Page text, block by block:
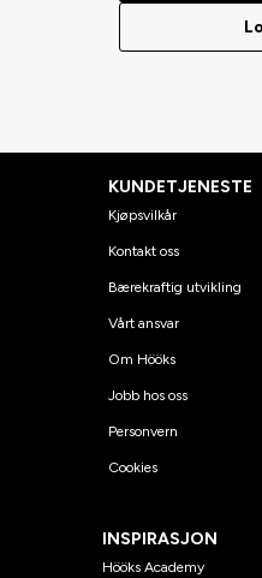
KUNDETJENESTE
Kjøpsvilkår
Kontakt oss
Bærekraftig utvikling
Vårt ansvar
Om Hööks
Jobb hos oss
Personvern
Cookies
INSPIRASJON
Hööks Academy